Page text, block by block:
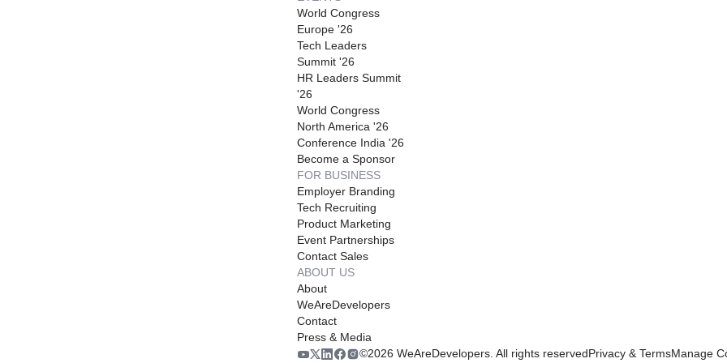
World Congress
Europe '26
Tech Leaders
Summit '26
HR Leaders Summit
'26
World Congress
North America '26
Conference India '26
Become a Sponsor
FOR BUSINESS
Employer Branding
Tech Recruiting
Product Marketing
Event Partnerships
Contact Sales
ABOUT US
About
WeAreDevelopers
Contact
Press & Media
©2026 WeAreDevelopers. All rights reservedPrivacy & TermsManage